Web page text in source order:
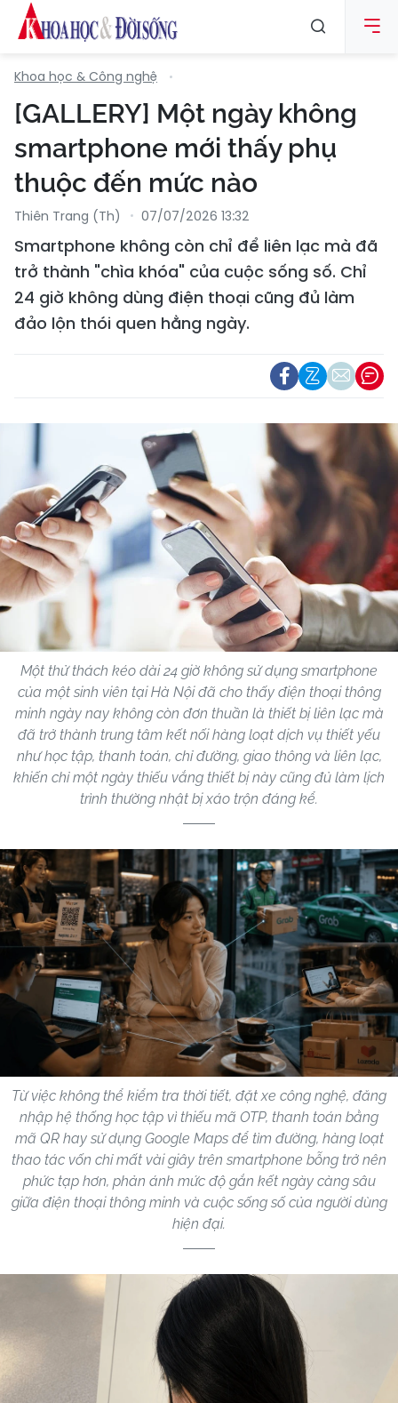
Khoa học & Công nghệ
[GALLERY] Một ngày không
smartphone mới thấy phụ
thuộc đến mức nào
Thiên Trang (th) 07/07/2026 13:32
Smartphone không còn chỉ để liên lạc mà đã
trở thành "chìa khóa" của cuộc sống số. Chỉ
24 giờ không dùng điện thoại cũng đủ làm
đảo lộn thói quen hằng ngày.
Một thử thách kéo dài 24 giờ không sử dụng smartphone
của một sinh viên tại Hà Nội đã cho thấy điện thoại thông
minh ngày nay không còn đơn thuần là thiết bị liên lạc mà
đã trở thành trung tâm kết nối hàng loạt dịch vụ thiết yếu
như học tập, thanh toán, chỉ đường, giao thông và liên lạc,
khiến chỉ một ngày thiếu vắng thiết bị này cũng đủ làm lịch
trình thường nhật bị xáo trộn đáng kể.
Từ việc không thể kiểm tra thời tiết, đặt xe công nghệ, đăng
nhập hệ thống học tập vì thiếu mã OTP, thanh toán bằng
mã QR hay sử dụng Google Maps để tìm đường, hàng loạt
thao tác vốn chỉ mất vài giây trên smartphone bỗng trở nên
phức tạp hơn, phản ánh mức độ gắn kết ngày càng sâu
giữa điện thoại thông minh và cuộc sống số của người dùng
hiện đại.